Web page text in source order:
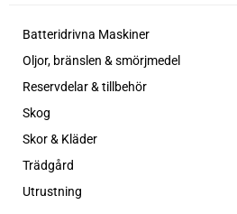
Batteridrivna Maskiner
Oljor, bränslen & smörjmedel
Reservdelar & tillbehör
Skog
Skor & Kläder
Trädgård
Utrustning